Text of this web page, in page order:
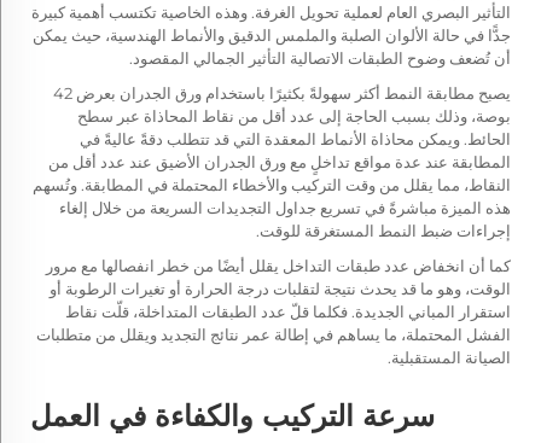
التأثير البصري العام لعملية تحويل الغرفة. وهذه الخاصية تكتسب أهمية كبيرة
جدًّا في حالة الألوان الصلبة والملمس الدقيق والأنماط الهندسية، حيث يمكن
أن تُضعف وضوح الطبقات الاتصالية التأثير الجمالي المقصود.
يصبح مطابقة النمط أكثر سهولةً بكثيرًا باستخدام ورق الجدران بعرض 42
بوصة، وذلك بسبب الحاجة إلى عدد أقل من نقاط المحاذاة عبر سطح
الحائط. ويمكن محاذاة الأنماط المعقدة التي قد تتطلب دقةً عاليةً في
المطابقة عند عدة مواقع تداخلٍ مع ورق الجدران الأضيق عند عدد أقل من
النقاط، مما يقلل من وقت التركيب والأخطاء المحتملة في المطابقة. وتُسهم
هذه الميزة مباشرةً في تسريع جداول التجديدات السريعة من خلال إلغاء
إجراءات ضبط النمط المستغرقة للوقت.
كما أن انخفاض عدد طبقات التداخل يقلل أيضًا من خطر انفصالها مع مرور
الوقت، وهو ما قد يحدث نتيجة لتقلبات درجة الحرارة أو تغيرات الرطوبة أو
استقرار المباني الجديدة. فكلما قلّ عدد الطبقات المتداخلة، قلّت نقاط
الفشل المحتملة، ما يساهم في إطالة عمر نتائج التجديد ويقلل من متطلبات
الصيانة المستقبلية.
سرعة التركيب والكفاءة في العمل